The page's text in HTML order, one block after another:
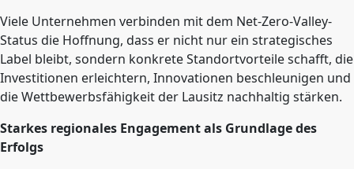
Viele Unternehmen verbinden mit dem Net-Zero-Valley-
Status die Hoffnung, dass er nicht nur ein strategisches
Label bleibt, sondern konkrete Standortvorteile schafft, die
Investitionen erleichtern, Innovationen beschleunigen und
die Wettbewerbsfähigkeit der Lausitz nachhaltig stärken.
Starkes regionales Engagement als Grundlage des
Erfolgs